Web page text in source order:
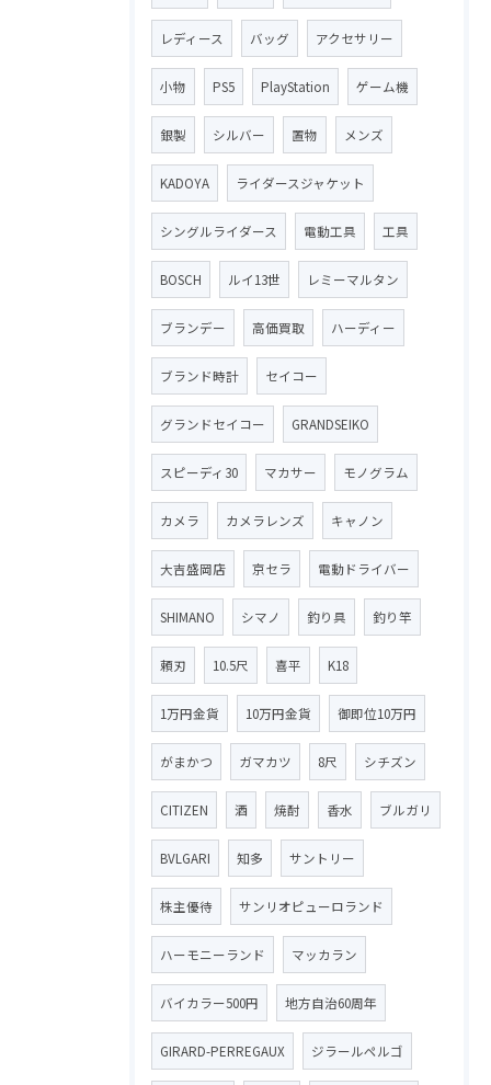
レディース バッグ アクセサリー
小物 PS5 PlayStation ゲーム機
銀製 シルバー 置物 メンズ
KADOYA ライダースジャケット
シングルライダース 電動工具 工具
BOSCH ルイ13世 レミーマルタン
ブランデー 高価買取 ハーディー
ブランド時計 セイコー
グランドセイコー GRANDSEIKO
スピーディ30 マカサー モノグラム
カメラ カメラレンズ キャノン
大吉盛岡店 京セラ 電動ドライバー
SHIMANO シマノ 釣り具 釣り竿
頼刃 10.5尺 喜平 K18
1万円金貨 10万円金貨 御即位10万円
がまかつ ガマカツ 8尺 シチズン
CITIZEN 酒 焼酎 香水 ブルガリ
BVLGARI 知多 サントリー
株主優待 サンリオピューロランド
ハーモニーランド マッカラン
バイカラー500円 地方自治60周年
GIRARD-PERREGAUX ジラールペルゴ